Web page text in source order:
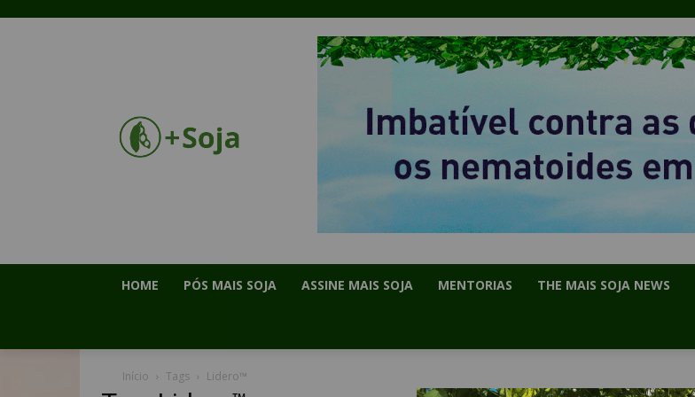
HOME PÓS MAIS SOJA ASSINE MAIS SOJA MENTORIAS THE MAIS SOJA NEWS
Início Tags Lidero™